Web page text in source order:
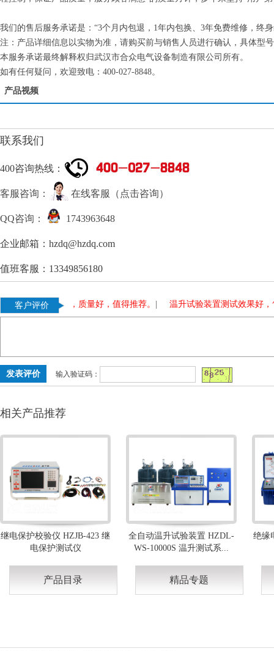
我们的售后服务承诺是：“3个月内包退，1年内包换、3年免费维修，终
注：产品详细信息以实物为准，请购买前与销售人员进行确认，具体型
本服务承诺最终解释权归武汉市合众电气设备制造有限公司所有。
如有任何疑问，欢迎致电：400-027-8848。
产品视频
联系我们
400咨询热线：
客服咨询： 在线客服（点击咨询）
QQ咨询： 1743963648
企业邮箱：hzdq@hzdq.com
值班客服：13349856180
客户评价 |
器，使用多年，质量好，值得推荐。 温升试验装置测试效果好，
输入验证码：
相关产品推荐
继电保护校验仪 HZJB-423 继
电保护测试仪
全自动温升试验装置 HZDL-
WS-10000S 温升测试系...
绝缘
产品目录 精品专题